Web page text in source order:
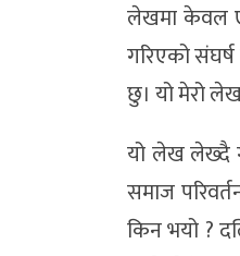
लेखमा केवल
गरिएको
छु। यो मेरो
यो लेख लेख्दै
समाज
किन भयो ?